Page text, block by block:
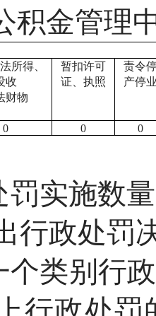
积金管理
所得、
收
财物
暂扣许可
证、执照
责令
产停
0 0 0
罚实施数
行政处罚
个类别行